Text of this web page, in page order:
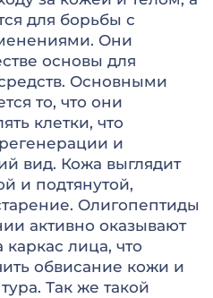
для борьбы с
Они
основы для
Основными
то, что они
клетки, что
и
вид. Кожа выглядит
и подтянутой,
Олигопептиды
активно оказывают
лица, что
обвисание кожи и
Так же такой